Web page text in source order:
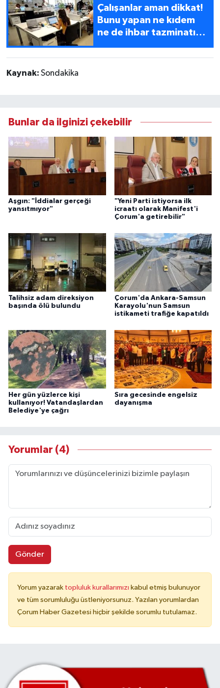
Çalışanlar aman dikkat!
Bunu yapan ne kıdem
ne de ihbar tazminatı
Kaynak: Sondakika
Bunlar da ilginizi çekebilir
Aşgın: "İddialar gerçeği
yansıtmıyor"
"Yeni Parti istiyorsa ilk
icraatı olarak Manifest'i
Çorum'a getirebilir"
Talihsiz adam direksiyon
başında ölü bulundu
Çorum'da Ankara-Samsun
Karayolu'nun Samsun
istikameti trafiğe kapatıldı
Her gün yüzlerce kişi
kullanıyor! Vatandaşlardan
Belediye'ye çağrı
Sıra gecesinde engelsiz
dayanışma
Yorumlar (4)
Gönder
Yorum yazarak topluluk kurallarımızı kabul etmiş bulunuyor
ve tüm sorumluluğu üstleniyorsunuz. Yazılan yorumlardan
Çorum Haber Gazetesi hiçbir şekilde sorumlu tutulamaz.